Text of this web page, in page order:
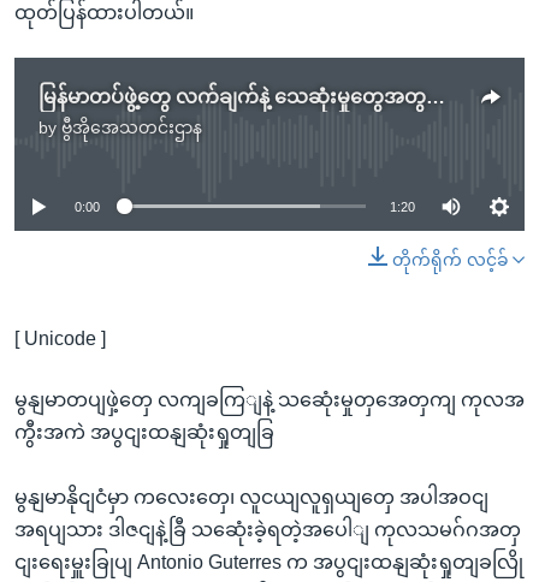
ထုတ်ပြန်ထားပါတယ်။
မြန်မာတပ်ဖွဲ့တွေ လက်ချက်နဲ့ သေဆုံးမှုတွေအတွက် ကုလအကြီးအကဲ အပြင်းထန်ဆုံး ရှုတ်ချ
by ဗွီအိုအေသတင်းဌာန
No media source currently available
0:00 1:20
တိုက်ရိုက် လင့်ခ်
[ Unicode ]
မွနျမာတပျဖှဲ့တှေ လကျခကြျနဲ့ သဆေုံးမှုတှအေတှကျ ကုလအ
ကွီးအကဲ အပွငျးထနျဆုံးရှုတျခြ
မွနျမာနိုငျငံမှာ ကလေးတှေ၊ လူငယျလူရှယျတှေ အပါအဝငျ
အရပျသား ဒါဇငျနဲ့ခြီ သဆေုံးခဲ့ရတဲ့အပေါျ ကုလသမဂ်ဂအတှ
ငျးရေးမှူးခြုပျ Antonio Guterres က အပွငျးထနျဆုံးရှုတျခလြို